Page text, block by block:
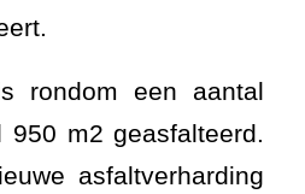
rondom een aantal
m2 geasfalteerd.
asfaltverharding